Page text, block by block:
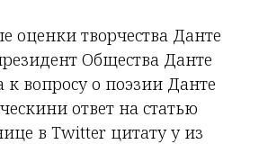
оценки творчества Данте
Общества Данте
вопросу о поэзии Данте
ответ на статью
в Twitter цитату у из